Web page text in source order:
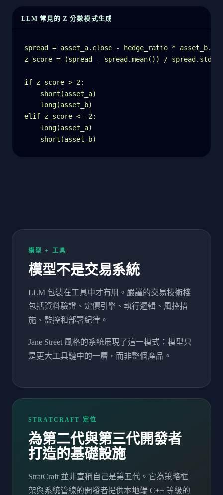
LLM 常見的 Z 分數模式生成
spread = asset_a.close - hedge_ratio *
z_score = (spread - spread.mean()) / spread.std()
if z_score > 2:
    short(asset_a)
    long(asset_b)
elif z_score < -2:
    long(asset_a)
    short(asset_b)
模型 + 工具
模型不是交易系統
LLM 包裝在工具中才有用。嚴謹的交易技術棧
包括資料驗證、定價引擎、執行邏輯、風控措
施、監控和部署紀律。
Jane Street 風格的系統展現了這一模式：模型只
是更大工具鏈中的一層，而非整個產品。
STRATCRAFT 定位
為第二代與第三代開發者
打造的基礎設施
StratCraft 並非宣稱自己是第五代。它為策略框
架與系統管線的開發者提供本地端 C++ 等級的